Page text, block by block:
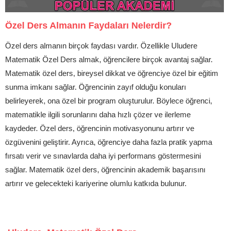
Özel Ders Almanın Faydaları Nelerdir?
Özel ders almanın birçok faydası vardır. Özellikle Uludere
Matematik Özel Ders almak, öğrencilere birçok avantaj sağlar.
Matematik özel ders, bireysel dikkat ve öğrenciye özel bir eğitim
sunma imkanı sağlar. Öğrencinin zayıf olduğu konuları
belirleyerek, ona özel bir program oluşturulur. Böylece öğrenci,
matematikle ilgili sorunlarını daha hızlı çözer ve ilerleme
kaydeder. Özel ders, öğrencinin motivasyonunu artırır ve
özgüvenini geliştirir. Ayrıca, öğrenciye daha fazla pratik yapma
fırsatı verir ve sınavlarda daha iyi performans göstermesini
sağlar. Matematik özel ders, öğrencinin akademik başarısını
artırır ve gelecekteki kariyerine olumlu katkıda bulunur.